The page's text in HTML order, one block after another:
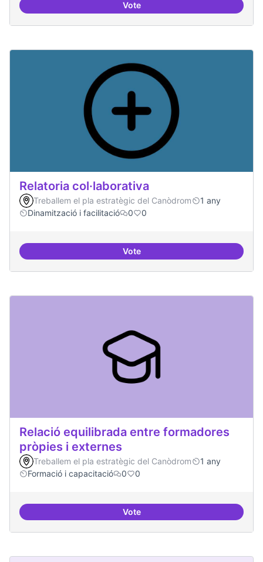
VoteRepositori de coneixement
Relatoria col·laborativa
Treballem el pla estratègic del Canòdrom
1 any
Dinamització i facilitació
0 0
VoteRelatoria col·laborativa
Relació equilibrada entre formadores
pròpies i externes
Treballem el pla estratègic del Canòdrom
1 any
Formació i capacitació
0 0
VoteRelació equilibrada entre